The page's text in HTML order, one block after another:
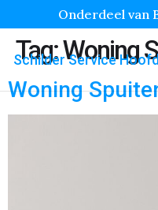
Onderdeel van
Schilder Service
Tag:Woning
Woning